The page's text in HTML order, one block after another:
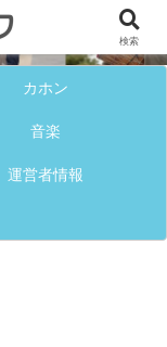
カホン
音楽
運営者情報
検索